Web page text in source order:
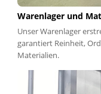
Warenlager und
Unser Warenlager
garantiert Reinheit,
Materialien.